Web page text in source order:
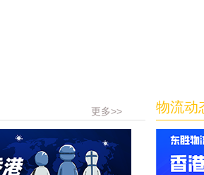
更多>> 物流动